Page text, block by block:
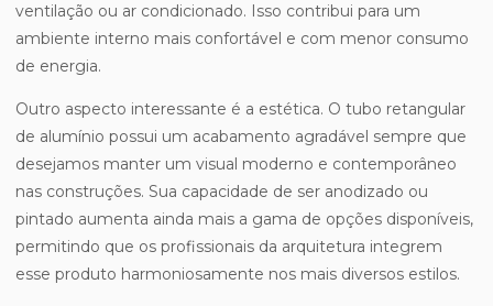
ventilação ou ar condicionado. Isso contribui para um
ambiente interno mais confortável e com menor consumo
de energia.
Outro aspecto interessante é a estética. O tubo retangular
de alumínio possui um acabamento agradável sempre que
desejamos manter um visual moderno e contemporâneo
nas construções. Sua capacidade de ser anodizado ou
pintado aumenta ainda mais a gama de opções disponíveis,
permitindo que os profissionais da arquitetura integrem
esse produto harmoniosamente nos mais diversos estilos.